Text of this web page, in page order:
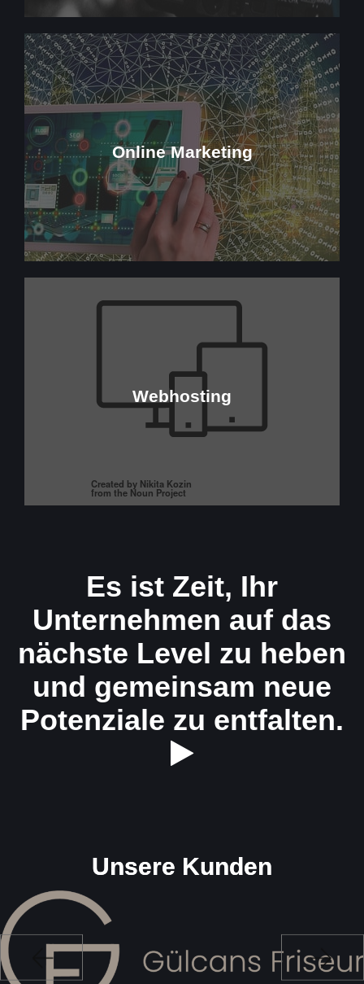
Online Marketing
Willkommen in der Welt des digitalen Marketings,
wo Strategie auf Kreativität trifft. Unsere Online-
Marketing-Lösungen sind maßgeschneidert, um
Begeisterung zu wecken und Ihre Marke online
strahlen zu lassen. Erfahren Sie, wie wir gezielte
Strategien entwickeln, um Ihre Ziele zu erreichen.
Mehr Dazu
Webhosting
Service bildet das robuste Fundament für Ihre
Online-Präsenz. Entdecken Sie, wie wir nicht nur
Websites, sondern ganze digitale Welten
Es ist Zeit, Ihr
Unternehmen auf das
nächste Level zu heben
und gemeinsam neue
Potenziale zu entfalten.
Unsere Kunden